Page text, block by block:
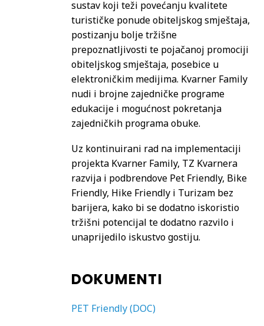
sustav koji teži povećanju kvalitete
turističke ponude obiteljskog smještaja,
postizanju bolje tržišne
prepoznatljivosti te pojačanoj promociji
obiteljskog smještaja, posebice u
elektroničkim medijima. Kvarner Family
nudi i brojne zajedničke programe
edukacije i mogućnost pokretanja
zajedničkih programa obuke.
Uz kontinuirani rad na implementaciji
projekta Kvarner Family, TZ Kvarnera
razvija i podbrendove Pet Friendly, Bike
Friendly, Hike Friendly i Turizam bez
barijera, kako bi se dodatno iskoristio
tržišni potencijal te dodatno razvilo i
unaprijedilo iskustvo gostiju.
DOKUMENTI
PET Friendly (DOC)